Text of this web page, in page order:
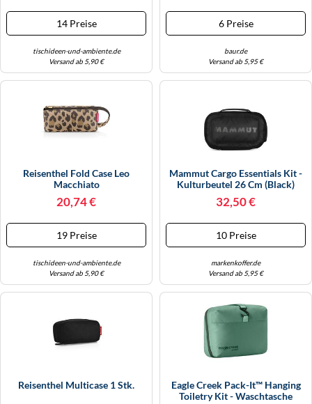
14 Preise
tischideen-und-ambiente.de
Versand ab 5,90 €
6 Preise
baur.de
Versand ab 5,95 €
Reisenthel Fold Case Leo
Macchiato
20,74 €
19 Preise
tischideen-und-ambiente.de
Versand ab 5,90 €
Mammut Cargo Essentials Kit -
Kulturbeutel 26 Cm (black)
32,50 €
10 Preise
markenkoffer.de
Versand ab 5,95 €
Reisenthel Multicase 1 Stk.
Eagle Creek Pack-It™ Hanging
Toiletry Kit - Waschtasche